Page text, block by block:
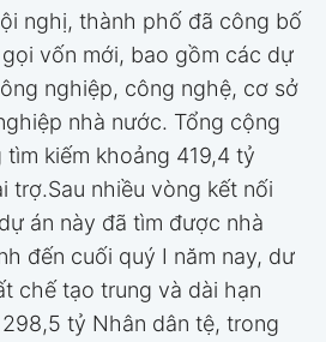
nghị, thành phố đã công bố
vốn mới, bao gồm các dự
nghiệp, công nghệ, cơ sở
nhà nước. Tổng cộng
kiếm khoảng 419,4 tỷ
trợ.Sau nhiều vòng kết nối
án này đã tìm được nhà
đến cuối quý I năm nay, dư
chế tạo trung và dài hạn
tỷ Nhân dân tệ, trong